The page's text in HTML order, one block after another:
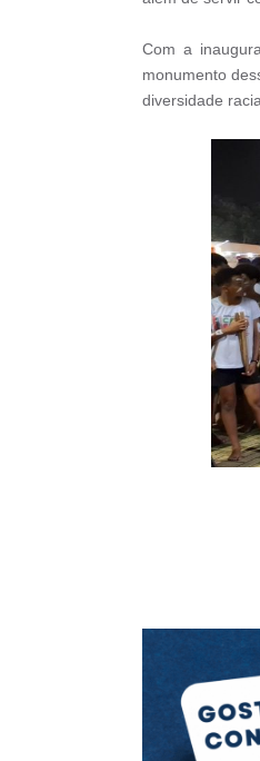
Com a
monumento
diversidade